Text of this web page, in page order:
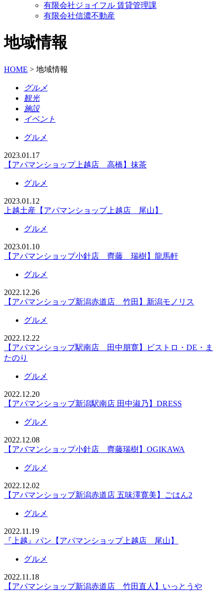
有限会社ジョイフル 賃貸管理課
有限会社信濃不動産
地域情報
HOME > 地域情報
グルメ
観光
施設
イベント
グルメ
2023.01.17
【アパマンショップ上越店 高橋】抹茶
グルメ
2023.01.12
上越土産【アパマンショップ上越店 尾山】
グルメ
2023.01.10
【アパマンショップ小針店 齊藤 瑞樹】龍馬軒
グルメ
2022.12.26
【アパマンショップ新潟赤道店 竹田】新潟モノリス
グルメ
2022.12.22
【アパマンショップ駅南店 田中朋寛】ビストロ・DE・ま
たのり
グルメ
2022.12.20
【アパマンショップ新潟駅南店 田中淑乃】DRESS
グルメ
2022.12.08
【アパマンショップ小針店 齊藤瑞樹】OGIKAWA
グルメ
2022.12.02
【アパマンショップ新潟赤道店 五味澤寛美】ごはん2
グルメ
2022.11.19
『上越』パン【アパマンショップ上越店 尾山】
グルメ
2022.11.18
【アパマンショップ新潟赤道店 竹田直人】いっとうや